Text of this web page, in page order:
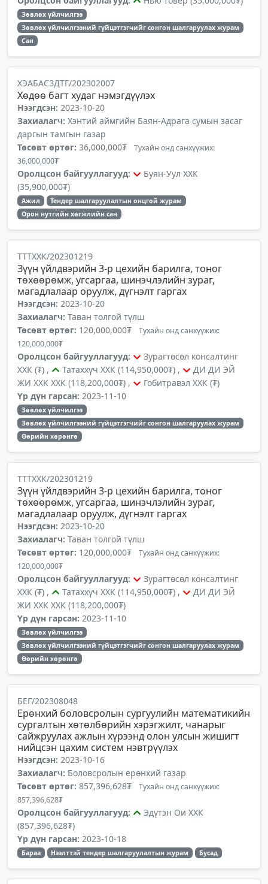
Зөвлөх үйлчилгээ
Зөвлөх үйлчилгээний гүйцэтгэгчийг сонгон шалгаруулах журам
Сан
ХЭАБАСЗДТГ/202302007
Хөдөө багт худаг нэмэгдүүлэх
Нээгдсэн: 2023-10-20
Захиалагч: Хэнтий аймгийн Баян-Адрага сумын засаг
даргын тамгын газар
Төсөвт өртөг: 36,000,000₮ Тухайн онд санхүүжих:
36,000,000₮
Оролцсон байгууллагууд:
Буян-Уул ХХК
(35,900,000₮)
Ажил
Тендер шалгаруулалтын онцгой журам
Орон нутгийн хөгжлийн сан
ТТТХХК/202301219
Зүүн үйлдвэрийн 3-р цехийн барилга, тоног
төхөөрөмж, угсаргаа, шинэчлэлийн зураг,
магадлалаар оруулж, дүгнэлт гаргах
Нээгдсэн: 2023-10-20
Захиалагч: Таван толгой түлш
Төсөвт өртөг: 120,000,000₮ Тухайн онд санхүүжих:
120,000,000₮
Оролцсон байгууллагууд:
Зурагтөсөл консалтинг
ХХК (₮) ,
Татаххүч ХХК (114,950,000₮) ,
ДИ ДИ ЭЙ
ЖИ ХХК ХХК (118,200,000₮) ,
Гобитравэл ХХК (₮)
Үр дүн гарсан: 2023-11-10
Зөвлөх үйлчилгээ
Зөвлөх үйлчилгээний гүйцэтгэгчийг сонгон шалгаруулах журам
Өөрийн хөрөнгө
ТТТХХК/202301219
Зүүн үйлдвэрийн 3-р цехийн барилга, тоног
төхөөрөмж, угсаргаа, шинэчлэлийн зураг,
магадлалаар оруулж, дүгнэлт гаргах
Нээгдсэн: 2023-10-20
Захиалагч: Таван толгой түлш
Төсөвт өртөг: 120,000,000₮ Тухайн онд санхүүжих:
120,000,000₮
Оролцсон байгууллагууд:
Зурагтөсөл консалтинг
ХХК (₮) ,
Татаххүч ХХК (114,950,000₮) ,
ДИ ДИ ЭЙ
ЖИ ХХК ХХК (118,200,000₮)
Үр дүн гарсан: 2023-11-10
Зөвлөх үйлчилгээ
Зөвлөх үйлчилгээний гүйцэтгэгчийг сонгон шалгаруулах журам
Өөрийн хөрөнгө
БЕГ/202308048
Ерөнхий боловсролын сургуулийн математикийн
сургалтын хөтөлбөрийн хэрэгжилт, чанарыг
сайжруулах ажлын хүрээнд олон улсын жишигт
нийцсэн цахим систем нэвтрүүлэх
Нээгдсэн: 2023-10-16
Захиалагч: Боловсролын ерөнхий газар
Төсөвт өртөг: 857,396,628₮ Тухайн онд санхүүжих:
857,396,628₮
Оролцсон байгууллагууд:
Эдүтэн Ои ХХК
(857,396,628₮)
Үр дүн гарсан: 2023-10-18
Бараа Нээлттэй тендер шалгаруулалтын журам Бусад